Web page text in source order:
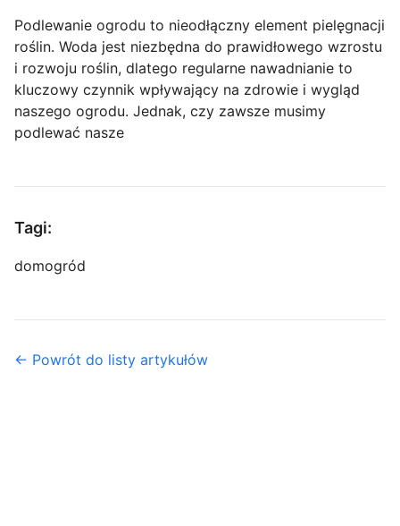
Podlewanie ogrodu to nieodłączny element pielęgnacji
roślin. Woda jest niezbędna do prawidłowego wzrostu
i rozwoju roślin, dlatego regularne nawadnianie to
kluczowy czynnik wpływający na zdrowie i wygląd
naszego ogrodu. Jednak, czy zawsze musimy
podlewać nasze
Tagi:
domogród
← Powrót do listy artykułów